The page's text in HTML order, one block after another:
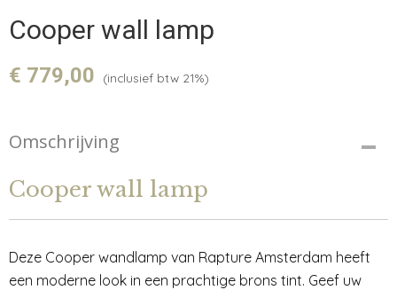
Cooper wall lamp
€ 779,00 (inclusief btw 21%)
Omschrijving
Cooper wall lamp
Deze Cooper wandlamp van Rapture Amsterdam heeft
een moderne look in een prachtige brons tint. Geef uw